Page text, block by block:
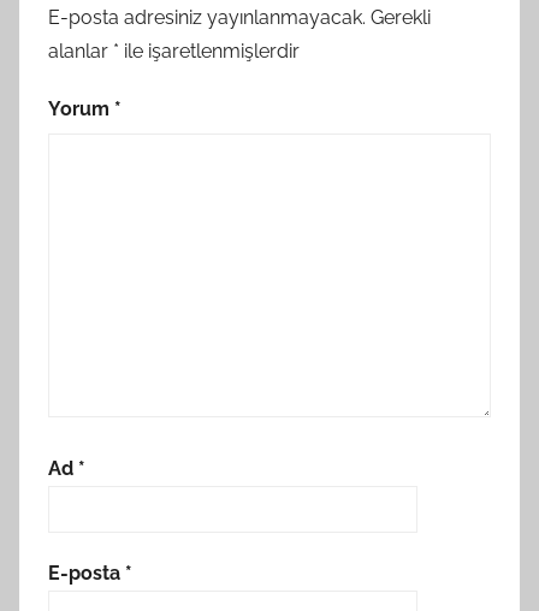
E-posta adresiniz yayınlanmayacak. Gerekli
alanlar * ile işaretlenmişlerdir
Yorum *
Ad *
E-posta *